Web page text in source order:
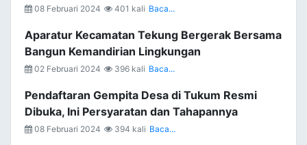
08 Februari 2024 401 kali Baca...
Aparatur Kecamatan Tekung Bergerak Bersama
Bangun Kemandirian Lingkungan
02 Februari 2024 396 kali Baca...
Pendaftaran Gempita Desa di Tukum Resmi
Dibuka, Ini Persyaratan dan Tahapannya
08 Februari 2024 394 kali Baca...